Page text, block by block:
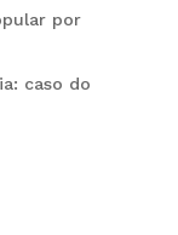
por
caso do